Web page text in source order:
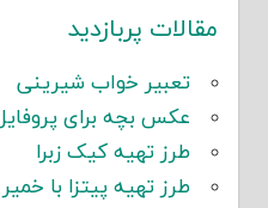
مقالات پربازدید
تعبیر خواب شیرینی
عکس بچه برای
طرز تهیه کیک زبرا
طرز تهیه پیتزا با خمیر